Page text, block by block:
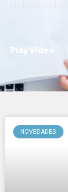
elit tellus,
Play Video
NOVEDADES